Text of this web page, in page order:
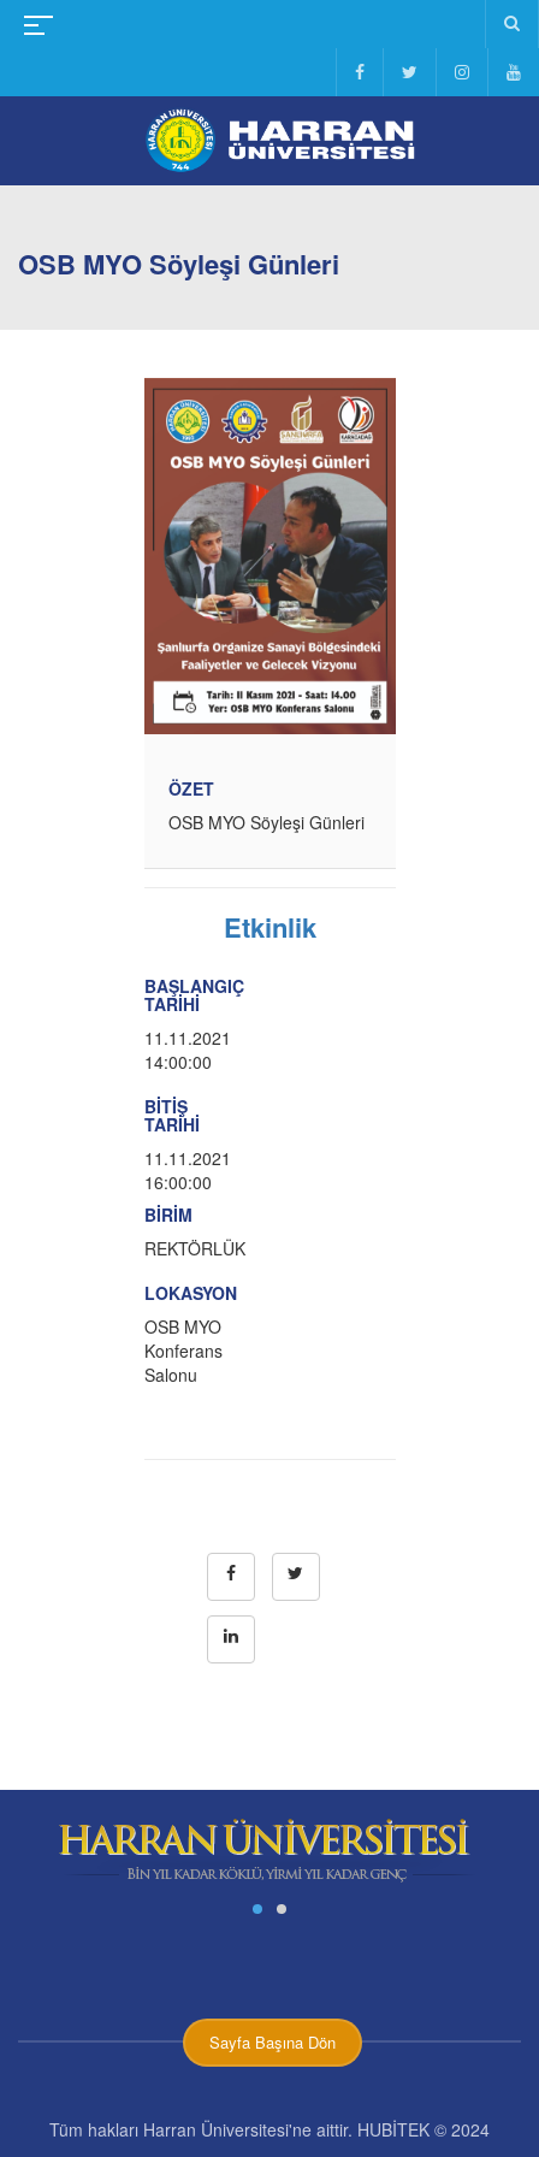
OSB MYO Söyleşi Günleri
ÖZET
OSB MYO Söyleşi Günleri
Etkinlik
BAŞLANGIÇ
TARİHİ
11.11.2021
14:00:00
BİTİŞ
TARİHİ
11.11.2021
16:00:00
BİRİM
REKTÖRLÜK
LOKASYON
OSB MYO
Konferans
Salonu
Sayfa Başına Dön
Tüm hakları Harran Üniversitesi'ne aittir. HUBİTEK © 2024